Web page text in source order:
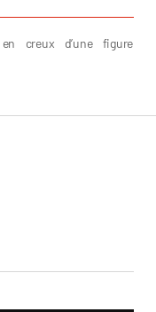
creux d’une figure